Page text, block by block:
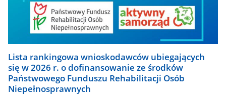
Lista rankingowa wnioskodawców ubiegających
się w 2026 r. o dofinansowanie ze środków
Państwowego Funduszu Rehabilitacji Osób
Niepełnosprawnych